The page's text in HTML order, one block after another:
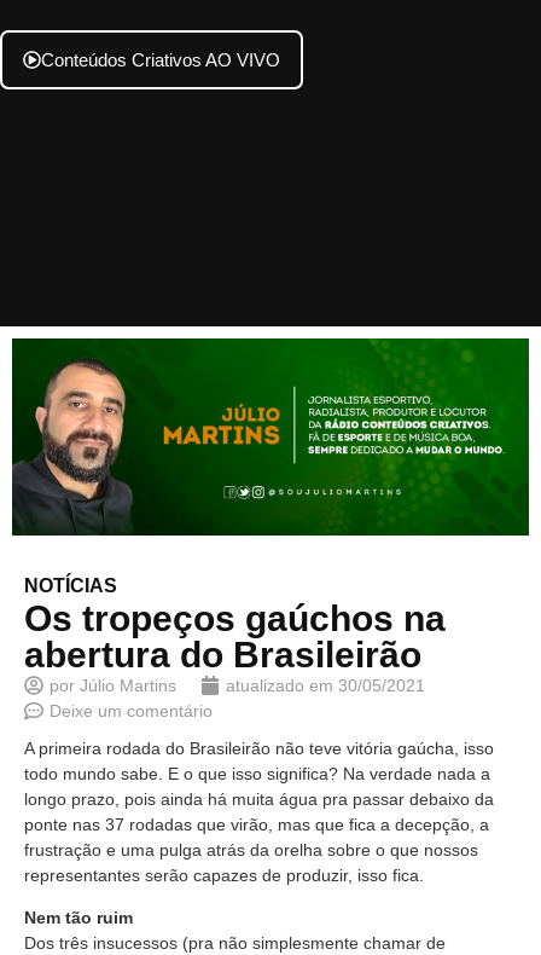
Conteúdos Criativos AO VIVO
NOTÍCIAS
Os tropeços gaúchos na
abertura do Brasileirão
por Júlio Martins atualizado em 30/05/2021
Deixe um comentário
A primeira rodada do Brasileirão não teve vitória gaúcha, isso
todo mundo sabe. E o que isso significa? Na verdade nada a
longo prazo, pois ainda há muita água pra passar debaixo da
ponte nas 37 rodadas que virão, mas que fica a decepção, a
frustração e uma pulga atrás da orelha sobre o que nossos
representantes serão capazes de produzir, isso fica.
Nem tão ruim
Dos três insucessos (pra não simplesmente chamar de